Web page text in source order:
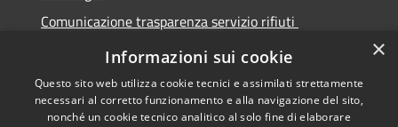
Comunicazione trasparenza servizio rifiuti
Dichiarazione di accessibilità
×
Informazioni sui cookie
Questo sito web utilizza cookie tecnici e assimilati strettamente
necessari al corretto funzionamento e alla navigazione del sito,
nonché un cookie tecnico analitico al solo fine di elaborare